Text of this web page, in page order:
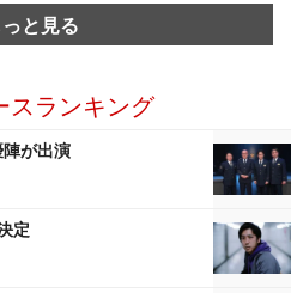
っと見る
スランキング
陣が出演
定